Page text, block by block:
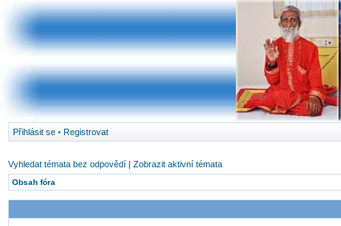
Přihlásit se • Registrovat
Vyhledat témata bez odpovědí | Zobrazit aktivní témata
Obsah fóra